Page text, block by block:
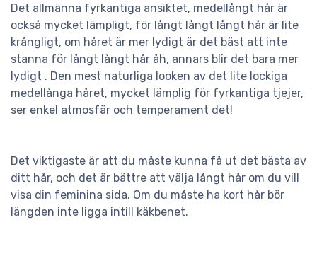
Det allmänna fyrkantiga ansiktet, medellångt hår är
också mycket lämpligt, för långt långt långt hår är lite
krångligt, om håret är mer lydigt är det bäst att inte
stanna för långt långt hår åh, annars blir det bara mer
lydigt . Den mest naturliga looken av det lite lockiga
medellånga håret, mycket lämplig för fyrkantiga tjejer,
ser enkel atmosfär och temperament det!
Det viktigaste är att du måste kunna få ut det bästa av
ditt hår, och det är bättre att välja långt hår om du vill
visa din feminina sida. Om du måste ha kort hår bör
längden inte ligga intill käkbenet.